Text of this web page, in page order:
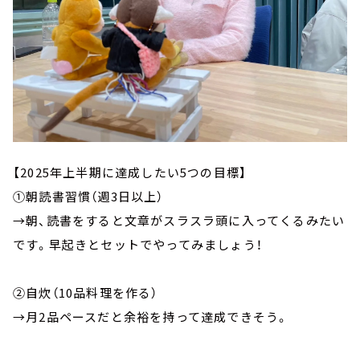
【2025年上半期に達成したい5つの目標】
①朝読書習慣（週3日以上）
→朝、読書をすると文章がスラスラ頭に入ってくるみたい
です。早起きとセットでやってみましょう！
②自炊（10品料理を作る）
→月2品ペースだと余裕を持って達成できそう。